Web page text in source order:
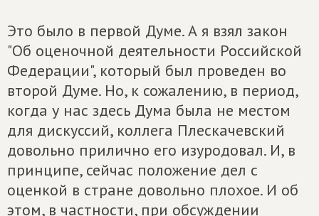
Это было в первой Думе. А я взял закон
"Об оценочной деятельности Российской
Федерации", который был проведен во
второй Думе. Но, к сожалению, в период,
когда у нас здесь Дума была не местом
для дискуссий, коллега Плескачевский
довольно прилично его изуродовал. И, в
принципе, сейчас положение дел с
оценкой в стране довольно плохое. И об
этом, в частности, при обсуждении